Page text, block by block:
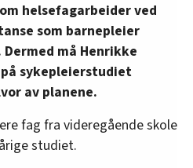
helsefagarbeider ved
som barnepleier
må Henrikke
sykepleierstudiet
av planene.
fag fra videregående skole
studiet.